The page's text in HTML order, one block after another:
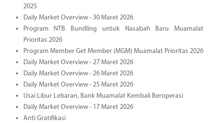
2025
Daily Market Overview - 30 Maret 2026
Program NTB Bundling untuk Nasabah Baru Muamalat
Prioritas 2026
Program Member Get Member (MGM) Muamalat Prioritas 2026
Daily Market Overview - 27 Maret 2026
Daily Market Overview - 26 Maret 2026
Daily Market Overview - 25 Maret 2026
Usai Libur Lebaran, Bank Muamalat Kembali Beroperasi
Daily Market Overview - 17 Maret 2026
Anti Gratifikasi